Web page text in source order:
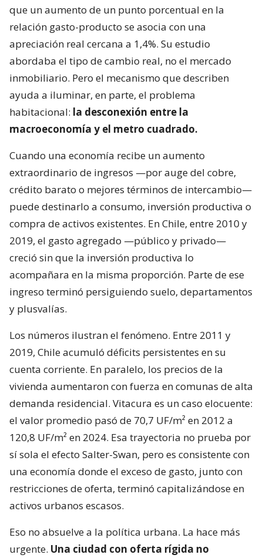
que un aumento de un punto porcentual en la
relación gasto-producto se asocia con una
apreciación real cercana a 1,4%. Su estudio
abordaba el tipo de cambio real, no el mercado
inmobiliario. Pero el mecanismo que describen
ayuda a iluminar, en parte, el problema
habitacional: la desconexión entre la
macroeconomía y el metro cuadrado.
Cuando una economía recibe un aumento
extraordinario de ingresos —por auge del cobre,
crédito barato o mejores términos de intercambio—
puede destinarlo a consumo, inversión productiva o
compra de activos existentes. En Chile, entre 2010 y
2019, el gasto agregado —público y privado—
creció sin que la inversión productiva lo
acompañara en la misma proporción. Parte de ese
ingreso terminó persiguiendo suelo, departamentos
y plusvalías.
Los números ilustran el fenómeno. Entre 2011 y
2019, Chile acumuló déficits persistentes en su
cuenta corriente. En paralelo, los precios de la
vivienda aumentaron con fuerza en comunas de alta
demanda residencial. Vitacura es un caso elocuente:
el valor promedio pasó de 70,7 UF/m² en 2012 a
120,8 UF/m² en 2024. Esa trayectoria no prueba por
sí sola el efecto Salter-Swan, pero es consistente con
una economía donde el exceso de gasto, junto con
restricciones de oferta, terminó capitalizándose en
activos urbanos escasos.
Eso no absuelve a la política urbana. La hace más
urgente. Una ciudad con oferta rígida no